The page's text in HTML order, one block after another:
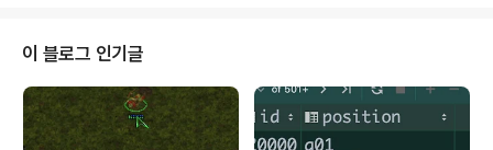
터는 복사가 되지 않음을 알 수 있다. # 테이블 구조 살펴보
기 desc history1 # 제약 조건 Constraint Database
에 테이블 레벨에서 특정한 규칙을 설정해둠예상치 못한
데이터의 손실이나 일관성을 어기는 데이터의 추가..
이 블로그 인기글